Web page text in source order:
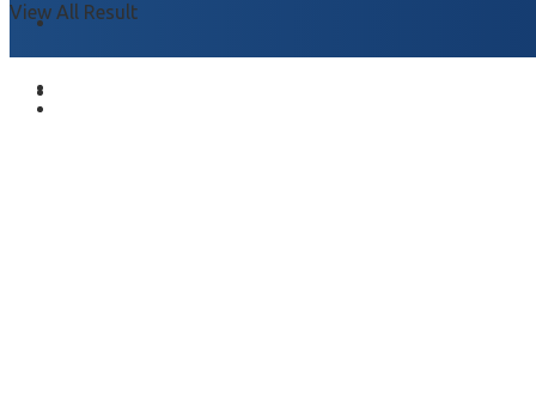
View All Result